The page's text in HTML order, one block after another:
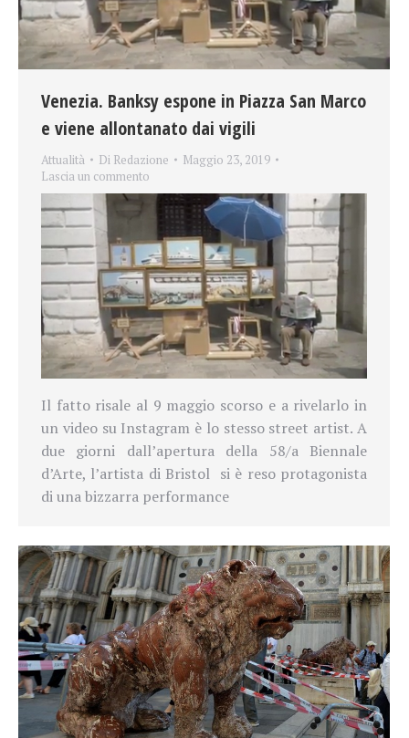
Venezia. Banksy espone in Piazza San Marco
e viene allontanato dai vigili
Attualità Di Redazione
Maggio 23, 2019
Lascia un commento
Il fatto risale al 9 maggio scorso e a rivelarlo in
un video su Instagram è lo stesso street artist. A
due giorni dall’apertura della 58/a Biennale
d’Arte, l’artista di Bristol si è reso protagonista
di una bizzarra performance